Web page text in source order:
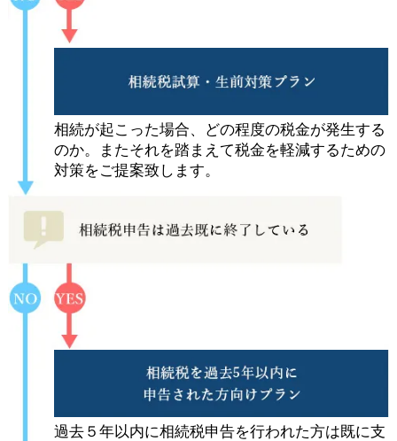
相続が起こった場合、どの程度の税金が発生する
のか。またそれを踏まえて税金を軽減するための
対策をご提案致します。
過去５年以内に相続税申告を行われた方は既に支